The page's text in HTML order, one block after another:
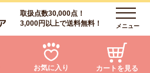
取扱点数30,000点！
3,000円以上で送料無料！
メニュー
お気に入り カートを見る